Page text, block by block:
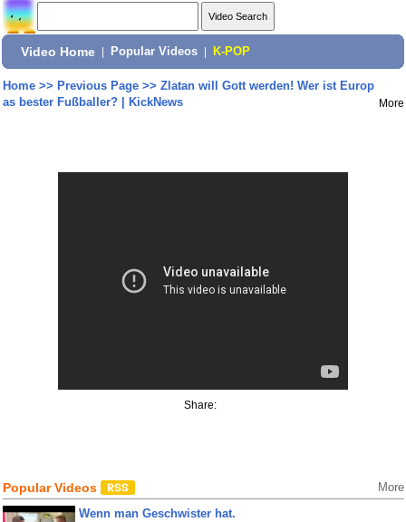
Video Home Popular Videos K-POP
Home>> Previous Page>> Zlatan will Gott werden! Wer ist Europ
as bester Fußballer? | KickNews
More
Share:
Popular Videos More
Wenn man Geschwister hat.